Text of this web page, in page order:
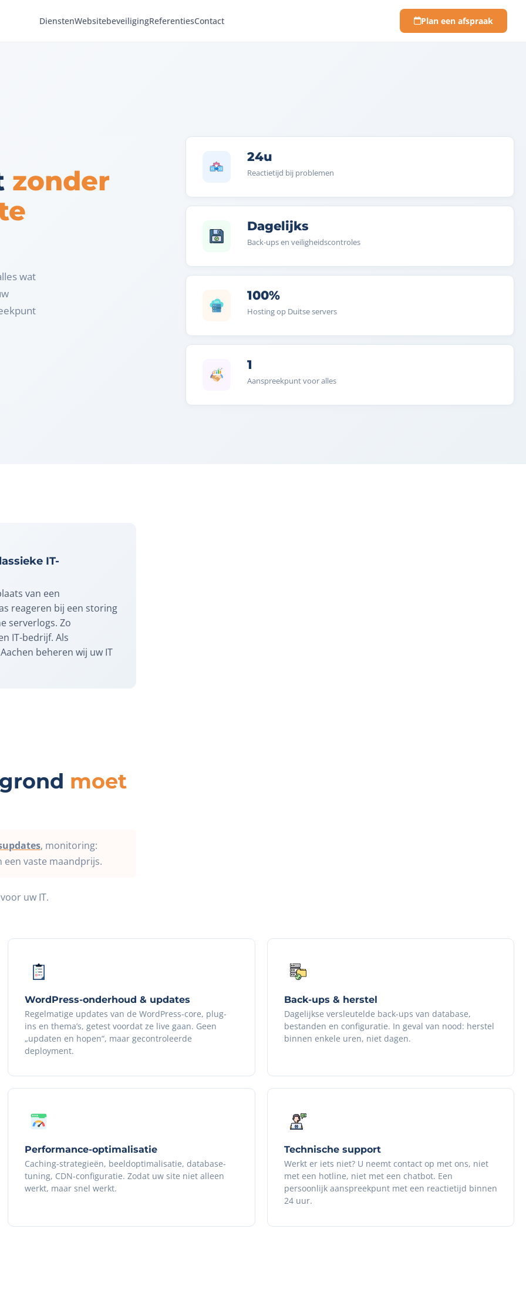
DienstenWebsitebeveiligingReferentiesContact Plan een afspraak
zonder
wat
24u
Reactietijd bij problemen
Dagelijks
Back-ups en veiligheidscontroles
100%
Hosting op Duitse servers
1
Aanspreekpunt voor alles
IT-
van een
reageren bij een storing
serverlogs. Zo
IT-bedrijf. Als
beheren wij uw IT
moet
, monitoring:
een vaste maandprijs.
uw IT.
WordPress-onderhoud & updates
Regelmatige updates van de WordPress-core, plug-
ins en thema’s, getest voordat ze live gaan. Geen
„updaten en hopen“, maar gecontroleerde
deployment.
Back-ups & herstel
Dagelijkse versleutelde back-ups van database,
bestanden en configuratie. In geval van nood: herstel
binnen enkele uren, niet dagen.
Performance-optimalisatie
Caching-strategieën, beeldoptimalisatie, database-
tuning, CDN-configuratie. Zodat uw site niet alleen
werkt, maar snel werkt.
Technische support
Werkt er iets niet? U neemt contact op met ons, niet
met een hotline, niet met een chatbot. Een
persoonlijk aanspreekpunt met een reactietijd binnen
24 uur.